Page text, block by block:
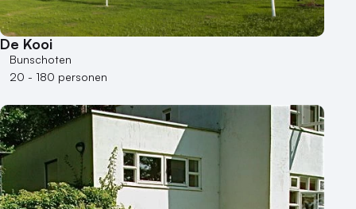
De Kooi
Bunschoten
20 - 180 personen